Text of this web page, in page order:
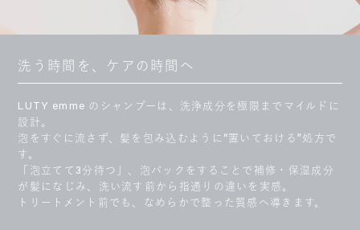
洗う時間を、ケアの時間へ
LUTY emme のシャンプーは、洗浄成分を極限までマイルドに
設計。
泡をすぐに流さず、髪を包み込むように“置いておける”処方で
す。
「泡立てて3分待つ」、泡パックをすることで補修・保湿成分
が髪になじみ、洗い流す前から指通りの違いを実感。
トリートメント前でも、なめらかで整った質感へ導きます。